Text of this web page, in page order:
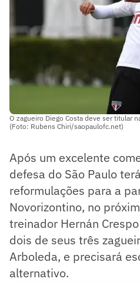
O zagueiro Diego Costa deve ser titular
(Foto: Rubens Chiri/saopaulofc.net)
Após um excelente
defesa do São Paulo
reformulações para a
Novorizontino, no
treinador Hernán
dois de seus três
Arboleda, e precisará
alternativo.